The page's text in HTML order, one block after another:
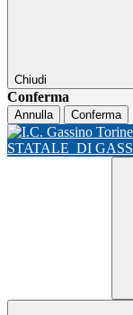
Chiudi
Conferma
Annulla Conferma
STATALE DI